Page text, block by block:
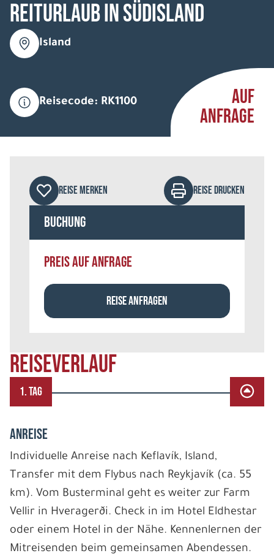
Reiturlaub in Südisland
Island
Reisecode: RK1100
AUF
ANFRAGE
REISEVERLAUF
1. TAG
ANREISE
Individuelle Anreise nach Keflavík, Island,
Transfer mit dem Flybus nach Reykjavík (ca. 55
km). Vom Busterminal geht es weiter zur Farm
Vellir in Hveragerði. Check in im Hotel Eldhestar
oder einem Hotel in der Nähe. Kennenlernen der
Mitreisenden beim gemeinsamen Abendessen.
REISE MERKEN REISE DRUCKEN
Buchung
PREIS AUF ANFRAGE
REISE ANFRAGEN